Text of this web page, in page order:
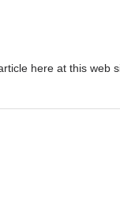
here at this web